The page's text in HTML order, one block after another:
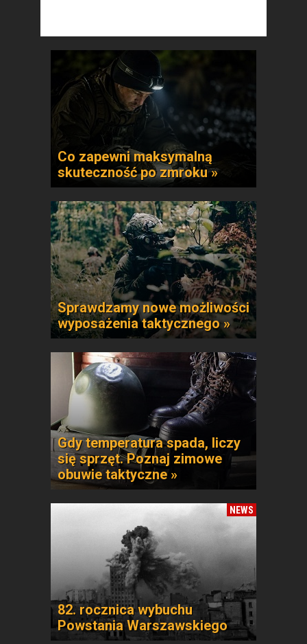
Co zapewni maksymalną
skuteczność po zmroku »
Sprawdzamy nowe możliwości
wyposażenia taktycznego »
Gdy temperatura spada, liczy
się sprzęt. Poznaj zimowe
obuwie taktyczne »
NEWS
82. rocznica wybuchu
Powstania Warszawskiego